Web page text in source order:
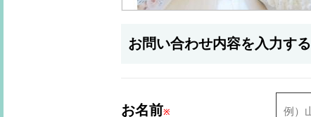
お問い合わせ内容を入力する
お名前※